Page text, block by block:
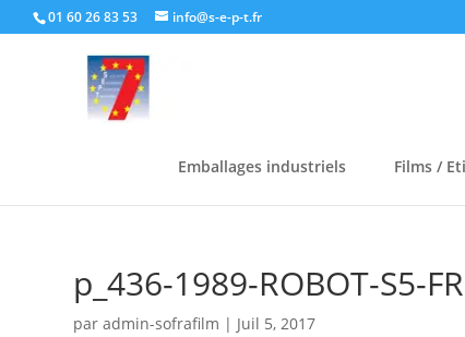
01 60 26 83 53 info@s-e-p-t.fr
Emballages industriels Films /
p_436-1989-ROBOT-S5-
paradmin-sofrafilm | Juil 5, 2017